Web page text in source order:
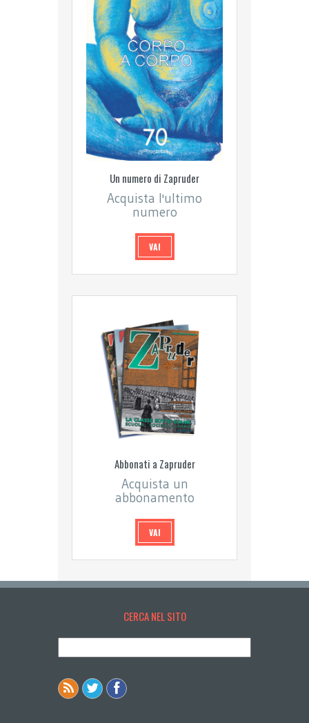
Un numero di Zapruder
Acquista l'ultimo
numero
VAI
Abbonati a Zapruder
Acquista un
abbonamento
VAI
CERCA NEL SITO